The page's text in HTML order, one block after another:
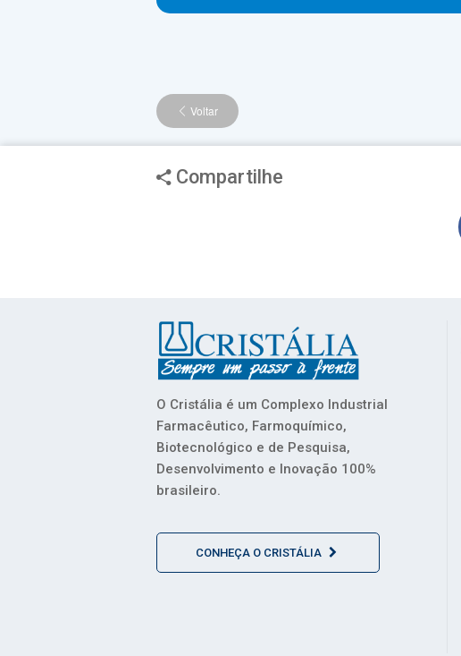
Voltar
Compartilhe
O Cristália é um Complexo Industrial
Farmacêutico, Farmoquímico,
Biotecnológico e de Pesquisa,
Desenvolvimento e Inovação 100%
brasileiro.
CONHEÇA O CRISTÁLIA